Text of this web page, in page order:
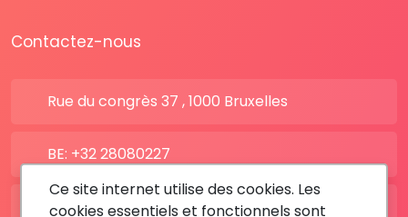
Contactez-nous
Rue du congrès 37 , 1000 Bruxelles
BE: +32 28080227
FR: +33 183642895
Ce site internet utilise des cookies. Les
cookies essentiels et fonctionnels sont